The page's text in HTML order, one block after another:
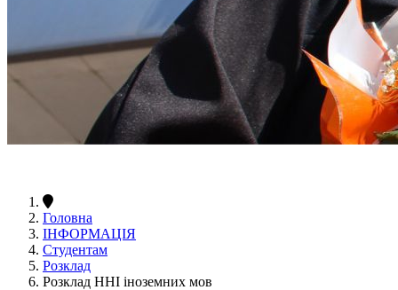
Головна
ІНФОРМАЦІЯ
Студентам
Розклад
Розклад ННІ іноземних мов